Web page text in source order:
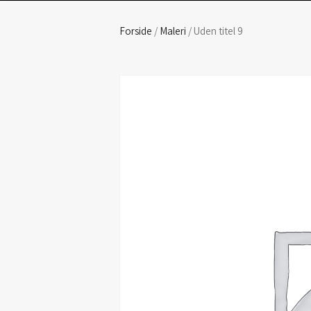
Forside / Maleri / Uden titel 9